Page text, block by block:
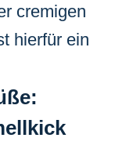
cremigen
hierfür ein